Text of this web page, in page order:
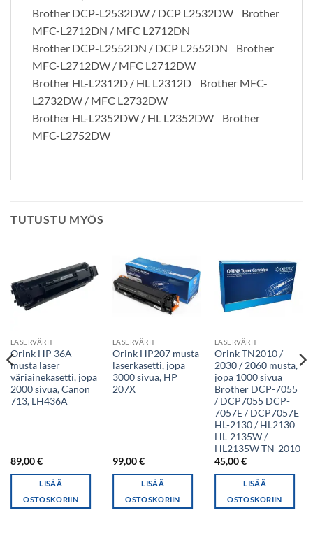
Brother DCP-L2532DW / DCP L2532DW Brother
MFC-L2712DN / MFC L2712DN
Brother DCP-L2552DN / DCP L2552DN Brother
MFC-L2712DW / MFC L2712DW
Brother HL-L2312D / HL L2312D Brother MFC-
L2732DW / MFC L2732DW
Brother HL-L2352DW / HL L2352DW Brother
MFC-L2752DW
TUTUSTU MYÖS
LASERVÄRIT
Orink HP 36A
musta laser
väriainekasetti, jopa
2000 sivua, Canon
713, LH436A
89,00€
LISÄÄ
OSTOSKORIIN
LASERVÄRIT
Orink HP207 musta
laserkasetti, jopa
3000 sivua, HP
207X
99,00€
LISÄÄ
OSTOSKORIIN
LASERVÄRIT
Orink TN2010 /
2030 / 2060 musta,
jopa 1000 sivua
Brother DCP-7055
/ DCP7055 DCP-
7057E / DCP7057E
HL-2130 / HL2130
HL-2135W /
HL2135W TN-2010
45,00€
LISÄÄ
OSTOSKORIIN